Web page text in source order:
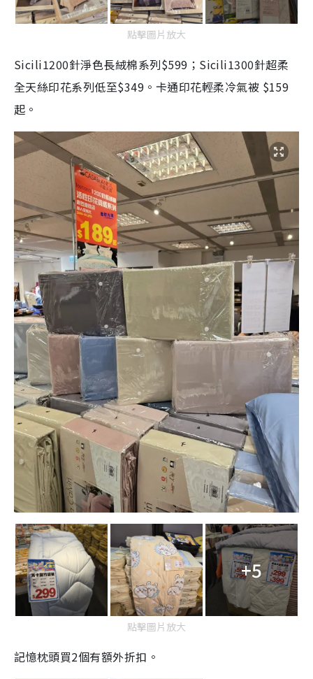
點擊圖片放大
Sicili1200針淨色長絨棉系列$599；Sicili1300針超柔
全天絲印花系列低至$349。卡通印花輕柔冷氣被 $159
起。
+5
點擊圖片放大
記憶枕頭買2個有額外折扣。